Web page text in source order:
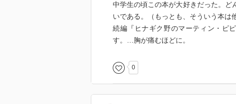
中学生の頃この本が大好きだった。ど
いである。（もっとも、そういう本は
続編『ヒナギク野のマーティン・ピ
す。…胸が痛むほどに。
0